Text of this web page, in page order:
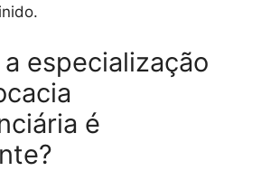
especialização
é